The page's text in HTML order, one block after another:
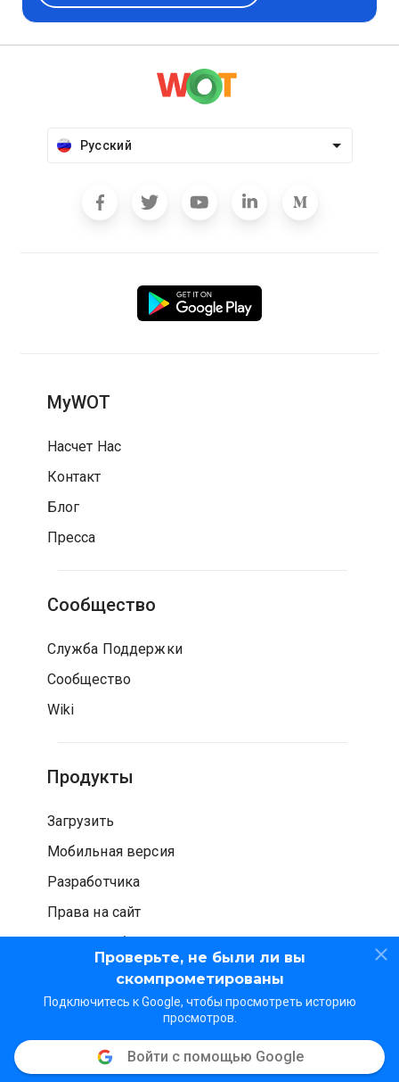
Проверьте, не были ли вы
скомпрометированы
Подключитесь к Google, чтобы просмотреть историю
просмотров.
Войти с помощью Google
Русский
MyWOT
Насчет Нас
Контакт
Блог
Пресса
Сообщество
Служба Поддержки
Сообщество
Wiki
Продукты
Загрузить
Мобильная версия
Разработчика
Права на сайт
Проверка безопасности
© WOT Services LP. Все права защищены